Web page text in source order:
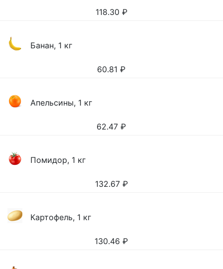
118.30 ₽
Банан, 1 кг
60.81 ₽
Апельсины, 1 кг
62.47 ₽
Помидор, 1 кг
132.67 ₽
Картофель, 1 кг
130.46 ₽